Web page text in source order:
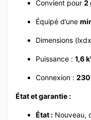
Convient pour 2
Équipé d’une
Dimensions
Puissance : 1,6
Connexion :
État et garantie :
État : Nouveau,